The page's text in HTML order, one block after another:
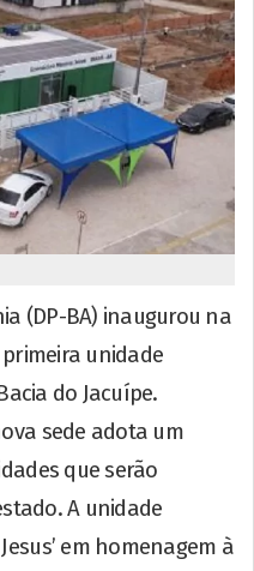
(DP-BA) inaugurou na
unidade
do Jacuípe.
sede adota um
que serão
A unidade
em homenagem à